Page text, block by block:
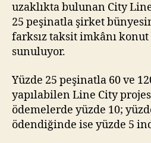
uzaklıkta bulunan City
25 peşinatla şirket
farksız taksit imkânı konut
sunuluyor.
Yüzde 25 peşinatla 60 ve
yapılabilen Line City
ödemelerde yüzde 10;
ödendiğinde ise yüzde 5